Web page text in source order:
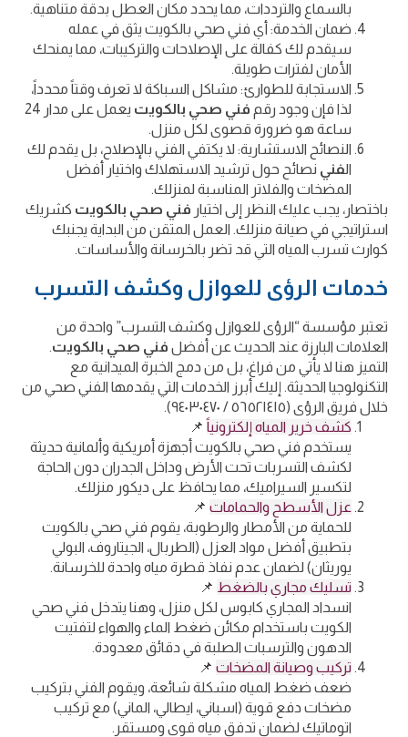
بالسماع والترددات، مما يحدد مكان العطل بدقة متناهية.
ضمان الخدمة: أي فني صحي بالكويت يثق في عمله
سيقدم لك كفالة على الإصلاحات والتركيبات، مما يمنحك
الأمان لفترات طويلة.
الاستجابة للطوارئ: مشاكل السباكة لا تعرف وقتاً محدداً،
لذا فإن وجود رقم فني صحي بالكويت
يعمل على مدار 24
ساعة هو ضرورة قصوى لكل منزل.
النصائح الاستشارية: لا يكتفي الفني بالإصلاح، بل يقدم لك
الفني نصائح حول ترشيد الاستهلاك واختيار أفضل
المضخات والفلاتر المناسبة لمنزلك.
باختصار، يجب عليك النظر إلى اختيار فني صحي بالكويت كشريك
استراتيجي في صيانة منزلك. العمل المتقن من البداية يجنبك
كوارث تسرب المياه التي قد تضر بالخرسانة والأساسات.
خدمات الرؤى للعوازل وكشف التسرب
تعتبر مؤسسة “الرؤى للعوازل وكشف التسرب” واحدة من
العلامات البارزة عند الحديث عن أفضل فني صحي بالكويت.
التميز هنا لا يأتي من فراغ، بل من دمج الخبرة الميدانية مع
التكنولوجيا الحديثة. إليك أبرز الخدمات التي يقدمها الفني صحي من
خلال فريق الرؤى (٥٦٥٢١٤١٥ / ٩٤٠٣٠٤٧٠).
كشف خرير المياه إلكترونياً 📌
يستخدم فني صحي بالكويت أجهزة أمريكية وألمانية حديثة
لكشف التسربات تحت الأرض وداخل الجدران دون الحاجة
لتكسير السيراميك، مما يحافظ على ديكور منزلك.
عزل الأسطح والحمامات 📌
للحماية من الأمطار والرطوبة، يقوم فني صحي بالكويت
بتطبيق أفضل مواد العزل (الطربال، الجيتاروف، البولي
يوريثان) لضمان عدم نفاذ قطرة مياه واحدة للخرسانة.
تسليك مجاري بالضغط 📌
انسداد المجاري كابوس لكل منزل، وهنا يتدخل فني صحي
الكويت باستخدام مكائن ضغط الماء والهواء لتفتيت
الدهون والترسبات الصلبة في دقائق معدودة.
تركيب وصيانة المضخات 📌
ضعف ضغط المياه مشكلة شائعة، ويقوم الفني بتركيب
مضخات دفع قوية (اسباني، ايطالي، الماني) مع تركيب
اتوماتيك لضمان تدفق مياه قوي ومستقر.